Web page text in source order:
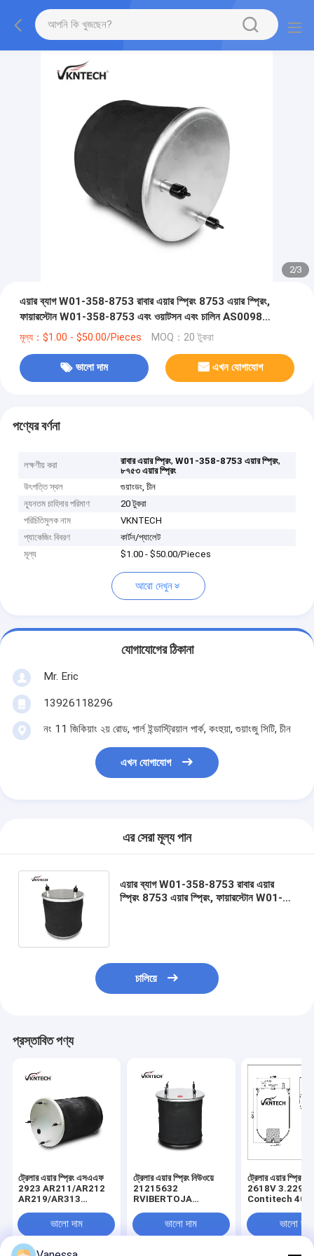
2/3
এয়ার ব্যাগ W01-358-8753 রাবার এয়ার স্প্রিং 8753 এয়ার স্প্রিং,
ফায়ারস্টোন W01-358-8753 এবং ওয়াটসন এবং চালিন AS0098
প্রতিস্থাপন করে
মূল্য：$1.00 - $50.00/Pieces MOQ：20 টুকরা
ভালো দাম এখন যোগাযোগ
পণ্যের বর্ণনা
লক্ষণীয় করা রাবার এয়ার স্প্রিং,W01-358-8753 এয়ার স্প্রিং,
৮৭৫৩ এয়ার স্প্রিং
উৎপত্তি স্থল
গুয়াংডং, চীন
ন্যূনতম চাহিদার পরিমাণ
20 টুকরা
পরিচিতিমুলক নাম
VKNTECH
প্যাকেজিং বিবরণ
কার্টন/প্যালেট
মূল্য
$1.00 - $50.00/Pieces
আরো দেখুন
যোগাযোগের ঠিকানা
Mr. Eric
13926118296
নং 11 জিকিয়াং ২য় রোড, পার্ল ইন্ডাস্ট্রিয়াল পার্ক, কংহুয়া, গুয়াংজু সিটি, চীন
এখন যোগাযোগ
এর সেরা মূল্য পান
এয়ার ব্যাগ W01-358-8753 রাবার এয়ার
স্প্রিং 8753 এয়ার স্প্রিং, ফায়ারস্টোন W01-
চালিয়ে
প্রস্তাবিত পণ্য
ট্রেলার এয়ার স্প্রিং এসএএফ
2923 AR211/AR212
AR219/AR313
2.229.2103.00
2.229.2403.00
2.229.2603.00 K661B
REPLACE B
ভালো দাম
ট্রেলার এয়ার স্প্রিং নিউওয়ে
21215632
RVIBERTOJA
1384273 GRANNING
15635 VKNTECH
ভালো দাম
ট্রেলার এয়ার স্প্রিং
2618V
Contitech
0756 1T17BS-
Goodyear
ফিনিক্স
ভালো দাম